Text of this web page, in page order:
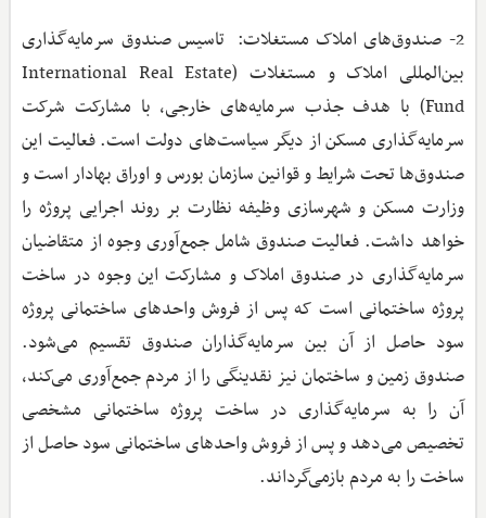
2- صندوق‌های املاک مستغلات: تاسیس صندوق سرمایه‌گذاری
بین‌المللی املاک و مستغلات (International Real Estate
Fund) با هدف جذب سرمایه‌های خارجی، با مشارکت شرکت
سرمایه‌گذاری مسکن از دیگر سیاست‌های دولت است. فعالیت این
صندوق‌ها تحت شرایط و قوانین سازمان بورس و اوراق بهادار است و
وزارت مسکن و شهرسازی وظیفه نظارت بر روند اجرایی پروژه را
خواهد داشت. فعالیت صندوق شامل جمع‌آوری وجوه از متقاضیان
سرمایه‌گذاری در صندوق املاک و مشارکت این وجوه در ساخت
پروژه ساختمانی است که پس از فروش واحدهای ساختمانی پروژه
سود حاصل از آن بین سرمایه‌گذاران صندوق تقسیم می‌شود.
صندوق زمین و ساختمان نیز نقدینگی را از مردم جمع‌آوری می‌کند،
آن را به سرمایه‌گذاری در ساخت پروژه ساختمانی مشخصی
تخصیص می‌دهد و پس از فروش واحدهای ساختمانی سود حاصل از
ساخت را به مردم بازمی‌گرداند.